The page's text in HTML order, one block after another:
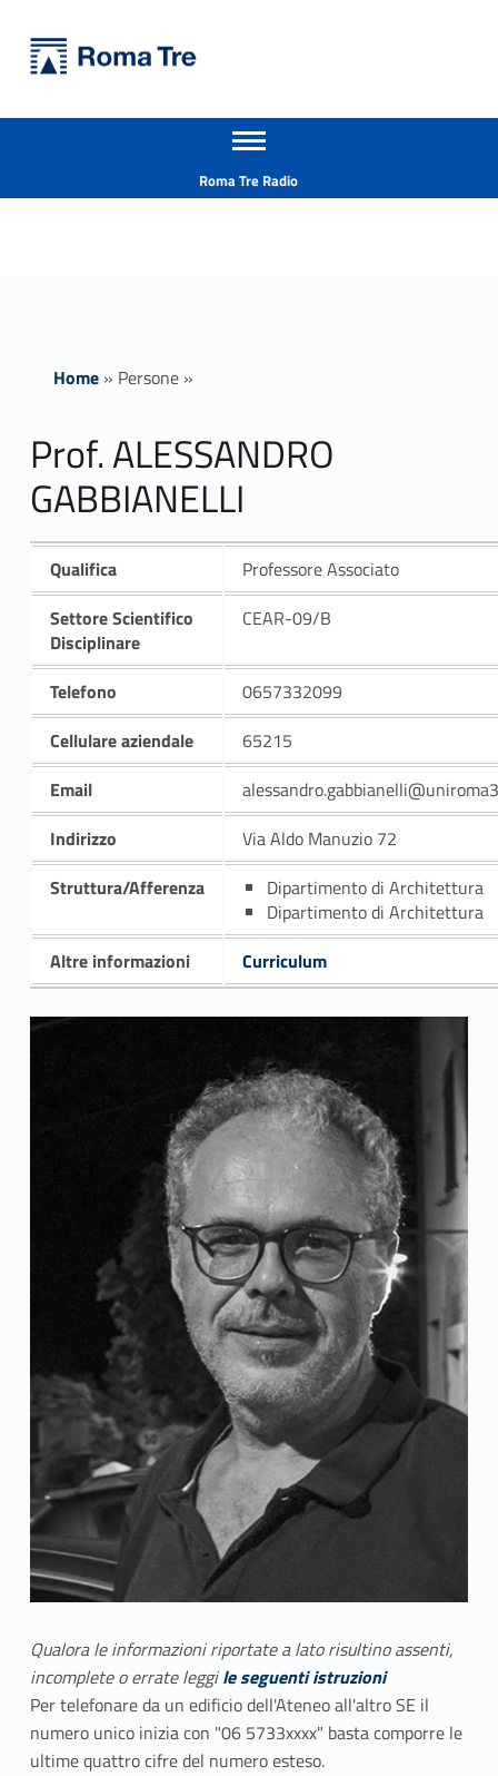
Prof. ALESSANDRO GABBIANELLI - Università Roma Tre
Apri il menu secondario
Roma Tre Radio
Home» Persone»
Prof. ALESSANDRO
GABBIANELLI
Qualifica
Professore Associato
Settore Scientifico
Disciplinare
CEAR-09/B
Telefono
0657332099
Cellulare aziendale
65215
Email
Indirizzo
Via Aldo Manuzio 72
Struttura/Afferenza
Dipartimento di Architettura
Dipartimento di Architettura
Altre informazioni
Curriculum
Qualora le informazioni riportate a lato risultino assenti,
incomplete o errate leggile seguenti istruzioni
Per telefonare da un edificio dell'Ateneo all'altro SE il
numero unico inizia con "06 5733xxxx" basta comporre le
ultime quattro cifre del numero esteso.